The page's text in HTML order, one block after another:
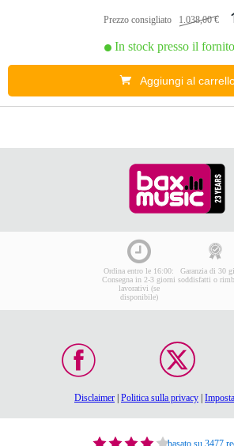
Prezzo consigliato 1.038,00 €
In stock presso il
Aggiungi al
Ordina entro le 16:00:
Consegna in 2-3 giorni
lavorativi (se
disponibile)
Garanzia di 30
soddisfatti o
Disclaimer Politica sulla privacy
basato su 3477